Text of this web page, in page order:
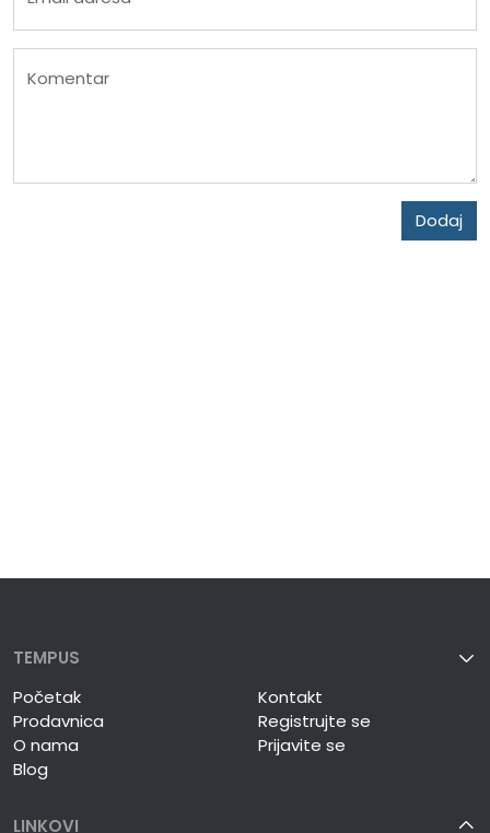
Komentar
Dodaj
TEMPUS
Početak
Prodavnica
O nama
Blog
Kontakt
Registrujte se
Prijavite se
LINKOVI